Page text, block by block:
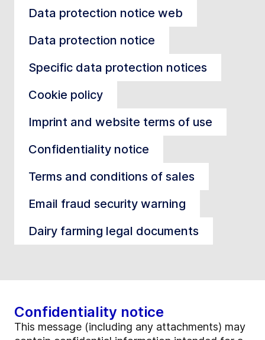
Data protection notice web
Data protection notice
Specific data protection notices
Cookie policy
Imprint and website terms of use
Confidentiality notice
Terms and conditions of sales
Email fraud security warning
Dairy farming legal documents
Confidentiality notice
This message (including any attachments) may